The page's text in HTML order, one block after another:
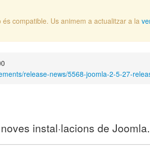
compatible. Us animem a actualitzar a la
release-news/5568-joomla-2-5-27-
instal·lacions de Joomla.